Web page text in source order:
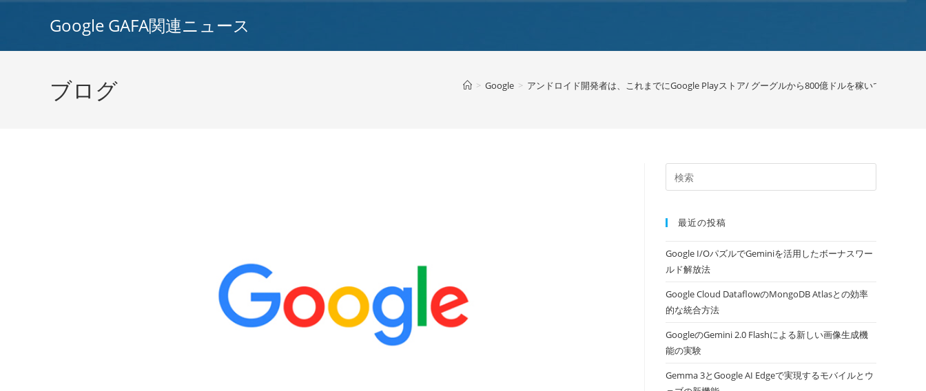
Google GAFA関連ニュース
ブログ > Google > アンドロイド開発者は、これまでにGoogle Playストア/ グーグルから800億ドルを稼いでいます
最近の投稿
Google I/OパズルでGeminiを活用したボーナスワー
ルド解放法
Google Cloud DataflowのMongoDB Atlasとの効率
的な統合方法
GoogleのGemini 2.0 Flashによる新しい画像生成機
能の実験
Gemma 3とGoogle AI Edgeで実現するモバイルとウ